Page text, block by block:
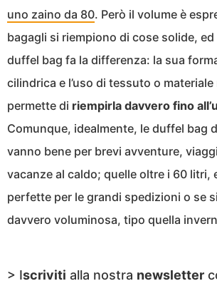
uno zaino da 80. Però il volume è
bagagli si riempiono di cose solide, ed
duffel bag fa la differenza: la sua
cilindrica e l’uso di tessuto o
permette di riempirla davvero fino
Comunque, idealmente, le duffel bag
vanno bene per brevi avventure,
vacanze al caldo; quelle oltre i 60 litri,
perfette per le grandi spedizioni o se
davvero voluminosa, tipo quella
> Iscriviti alla nostra newsletter